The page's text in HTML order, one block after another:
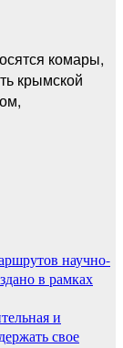
комары,
крымской
научно-
в рамках
и
свое